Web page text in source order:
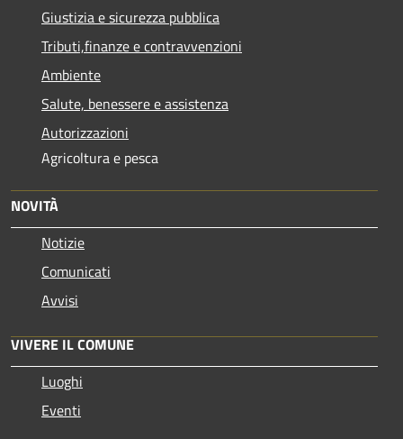
Giustizia e sicurezza pubblica
Tributi,finanze e contravvenzioni
Ambiente
Salute, benessere e assistenza
Autorizzazioni
Agricoltura e pesca
NOVITÀ
Notizie
Comunicati
Avvisi
VIVERE IL COMUNE
Luoghi
Eventi